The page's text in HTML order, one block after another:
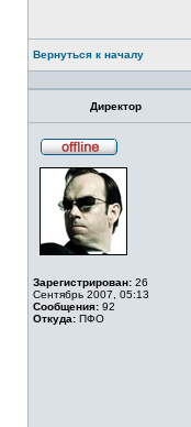
Вернуться к началу
Директор
сети
Зарегистрирован: 26
Сентябрь 2007, 05:13
Сообщения: 92
Откуда: ПФО